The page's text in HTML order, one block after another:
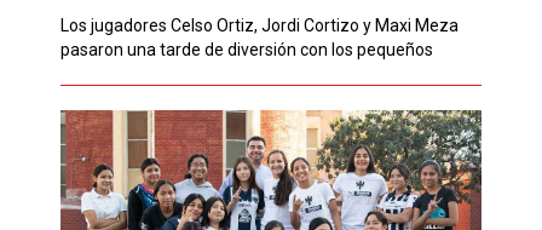
Los jugadores Celso Ortiz, Jordi Cortizo y Maxi Meza
pasaron una tarde de diversión con los pequeños